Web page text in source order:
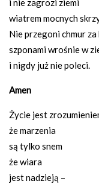
i nie zagrozi ziemi
wiatrem mocnych
Nie przegoni chmur
szponami wrośnie w
i nigdy już nie poleci.
Amen
Życie jest
że marzenia
są tylko snem
że wiara
jest nadzieją –